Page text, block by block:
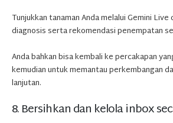
Tunjukkan tanaman Anda melalui Gemini Live
diagnosis serta rekomendasi penempatan
Anda bahkan bisa kembali ke percakapan
kemudian untuk memantau perkembangan
lanjutan.
8. Bersihkan dan kelola inbox